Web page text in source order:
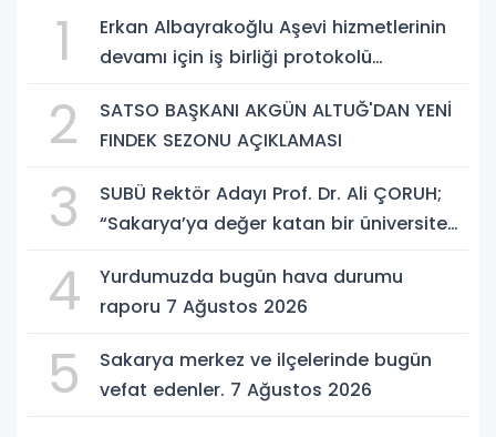
1
Erkan Albayrakoğlu Aşevi hizmetlerinin
devamı için iş birliği protokolü
2
SATSO BAŞKANI AKGÜN ALTUĞ'DAN YENİ
FINDEK SEZONU AÇIKLAMASI
3
SUBÜ Rektör Adayı Prof. Dr. Ali ÇORUH;
“Sakarya’ya değer katan bir üniversite
4
Yurdumuzda bugün hava durumu
raporu 7 Ağustos 2026
5
Sakarya merkez ve ilçelerinde bugün
vefat edenler. 7 Ağustos 2026